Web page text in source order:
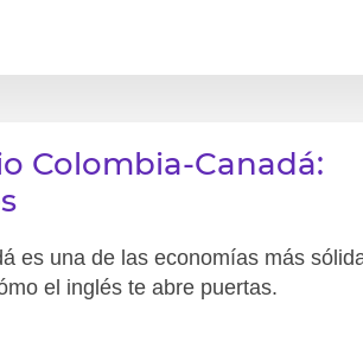
Colombia-Canadá:
es una de las economías más
el inglés te abre puertas.